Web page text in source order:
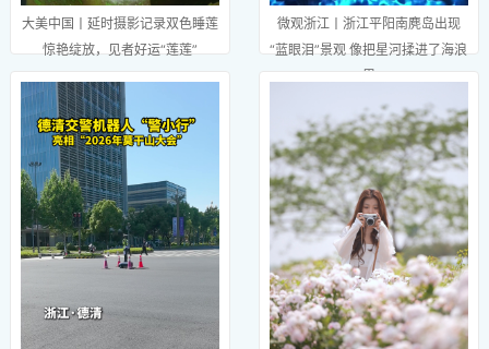
大美中国丨延时摄影记录双色睡莲
惊艳绽放，见者好运“莲莲”
微观浙江丨浙江平阳南麂岛出现
“蓝眼泪”景观 像把星河揉进了海浪
里